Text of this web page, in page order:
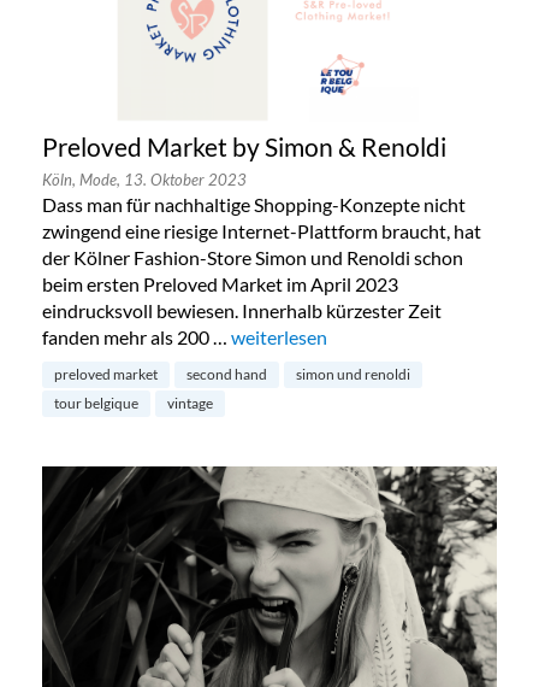
Preloved Market by Simon & Renoldi
Köln, Mode, 13. Oktober 2023
Dass man für nachhaltige Shopping-Konzepte nicht
zwingend eine riesige Internet-Plattform braucht, hat
der Kölner Fashion-Store Simon und Renoldi schon
beim ersten Preloved Market im April 2023
eindrucksvoll bewiesen. Innerhalb kürzester Zeit
fanden mehr als 200 … „Preloved Market by Simon &
weiterlesen
preloved market second hand
simon und renoldi
tour belgique
vintage